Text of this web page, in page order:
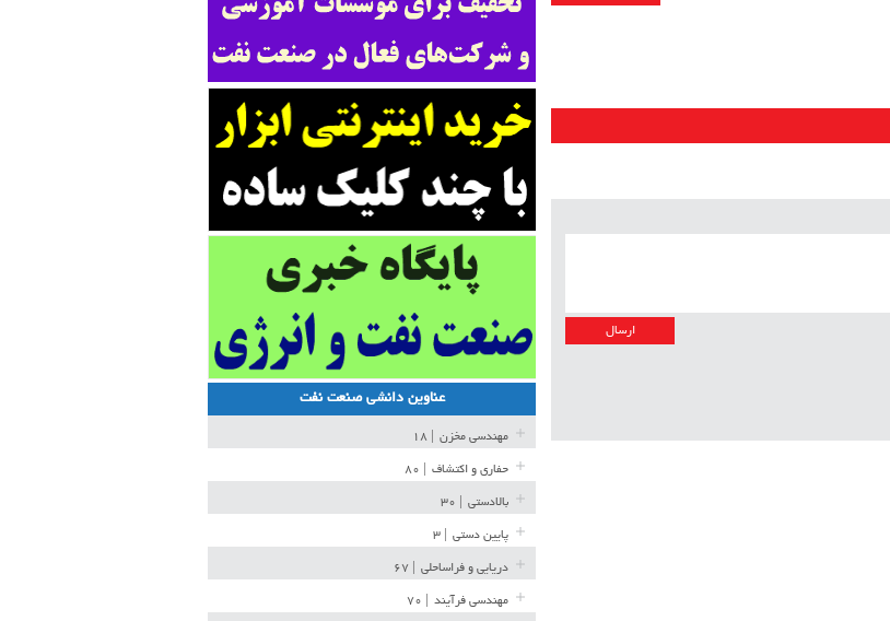
عناوین دانشی صنعت نفت
مهندسی مخزن
حفاری و اکتشاف
بالادستی
پایین دستی
دریایی و فراساحلی
مهندسی فرآیند